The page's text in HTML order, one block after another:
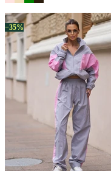
−35%